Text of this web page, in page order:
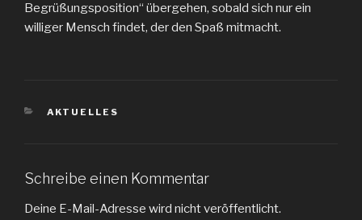
Begrüßungsposition“ übergehen, sobald sich nur ein
williger Mensch findet, der den Spaß mitmacht.
KATEGORIEN
AKTUELLES
Schreibe einen Kommentar
Deine E-Mail-Adresse wird nicht veröffentlicht.